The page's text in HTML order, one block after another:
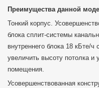
Преимущества данной
Тонкий корпус.
блока сплит-системы
внутреннего блока 18 кБте/
увеличить высоту потолка и
помещения.
Усовершенствованная